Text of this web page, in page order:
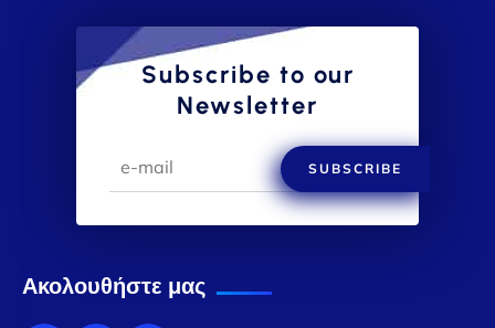
Subscribe to our
Newsletter
SUBSCRIBE
Ακολουθήστε μας